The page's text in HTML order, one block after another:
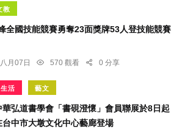
教
全國技能競賽勇奪23面獎牌53人登技能競賽
月07日 570 觀看 0 分享
生活 藝文
華弘道書學會「書硯澄懷」會員聯展於8日起
台中市大墩文化中心藝廊登場